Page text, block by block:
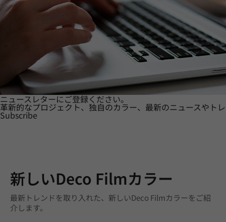
ニュースレターにご登録ください。
革新的なプロジェクト、独自のカラー、最新のニュースやト
Subscribe
新しいDeco Filmカラー
最新トレンドを取り入れた、新しいDeco Filmカラーをご紹
介します。